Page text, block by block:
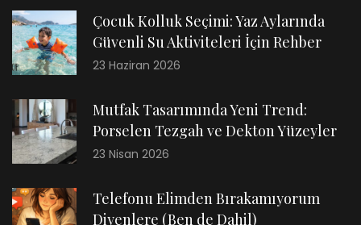
Çocuk Kolluk Seçimi: Yaz Aylarında
Güvenli Su Aktiviteleri İçin Rehber
23 Haziran 2026
Mutfak Tasarımında Yeni Trend:
Porselen Tezgah ve Dekton Yüzeyler
23 Nisan 2026
Telefonu Elimden Bırakamıyorum
Diyenlere (Ben de Dahil)